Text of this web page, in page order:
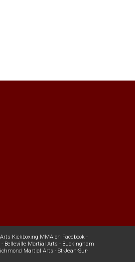
Kickboxing MMA on Facebook -
- Belleville Martial Arts - Buckingham
Martial Arts - St-Jean-Sur-